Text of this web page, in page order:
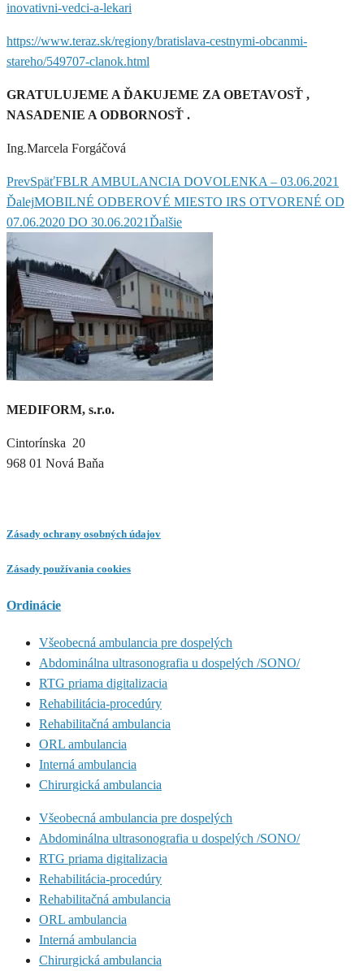
inovativni-vedci-a-lekari
https://www.teraz.sk/regiony/bratislava-cestnymi-obcanmi-
stareho/549707-clanok.html
GRATULUJEME A ĎAKUJEME ZA OBETAVOSŤ ,
NASADENIE A ODBORNOSŤ .
Ing.Marcela Forgáčová
PrevSpäťFBLR AMBULANCIA DOVOLENKA – 03.06.2021
ĎalejMOBILNÉ ODBEROVÉ MIESTO IRS OTVORENÉ OD
07.06.2020 DO 30.06.2021Ďalšie
MEDIFORM, s.r.o.
Cintorínska 20
968 01 Nová Baňa
Zásady ochrany osobných údajov
Zásady používania cookies
Ordinácie
Všeobecná ambulancia pre dospelých
Abdominálna ultrasonografia u dospelých /SONO/
RTG priama digitalizacia
Rehabilitácia-procedúry
Rehabilitačná ambulancia
ORL ambulancia
Interná ambulancia
Chirurgická ambulancia
Všeobecná ambulancia pre dospelých
Abdominálna ultrasonografia u dospelých /SONO/
RTG priama digitalizacia
Rehabilitácia-procedúry
Rehabilitačná ambulancia
ORL ambulancia
Interná ambulancia
Chirurgická ambulancia